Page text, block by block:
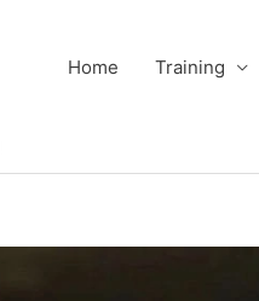
Home Training